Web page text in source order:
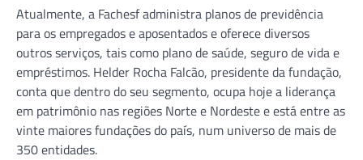
Atualmente, a Fachesf administra planos de previdência
para os empregados e aposentados e oferece diversos
outros serviços, tais como plano de saúde, seguro de vida e
empréstimos. Helder Rocha Falcão, presidente da fundação,
conta que dentro do seu segmento, ocupa hoje a liderança
em patrimônio nas regiões Norte e Nordeste e está entre as
vinte maiores fundações do país, num universo de mais de
350 entidades.